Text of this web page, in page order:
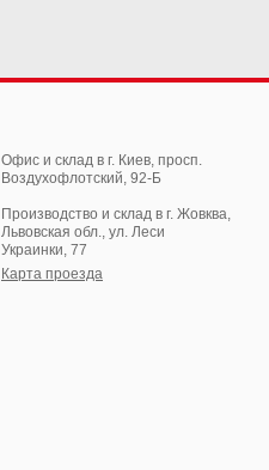
Офис и склад в г. Киев, просп.
Воздухофлотский, 92-Б
Производство и склад в г. Жовква,
Львовская обл., ул. Леси
Украинки, 77
Карта проезда